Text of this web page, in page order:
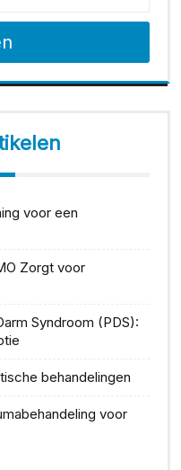
voor een
Zorgt voor
Syndroom (PDS):
behandelingen
voor